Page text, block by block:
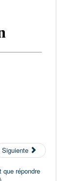
Siguiente
répondre